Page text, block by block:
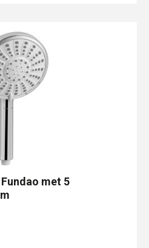
met 5